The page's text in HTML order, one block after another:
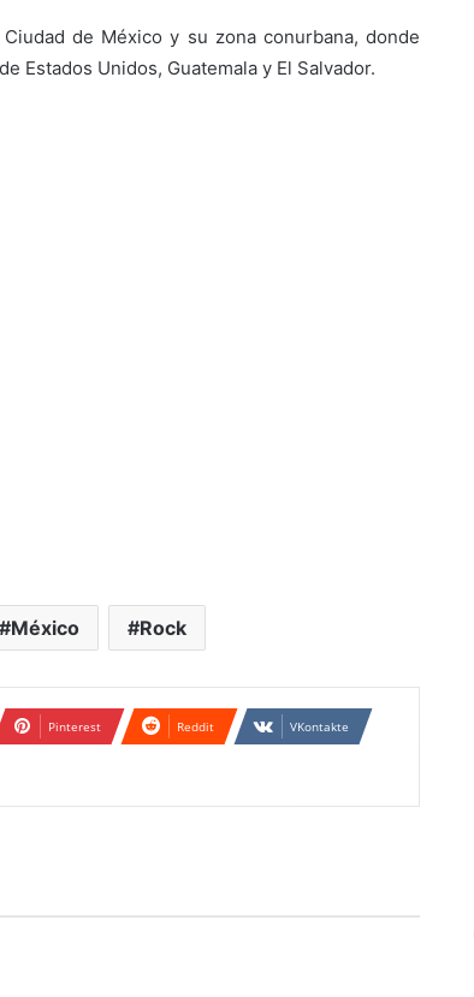
de México y su zona conurbana, donde
Estados Unidos, Guatemala y El Salvador.
México Rock
Pinterest Reddit VKontakte